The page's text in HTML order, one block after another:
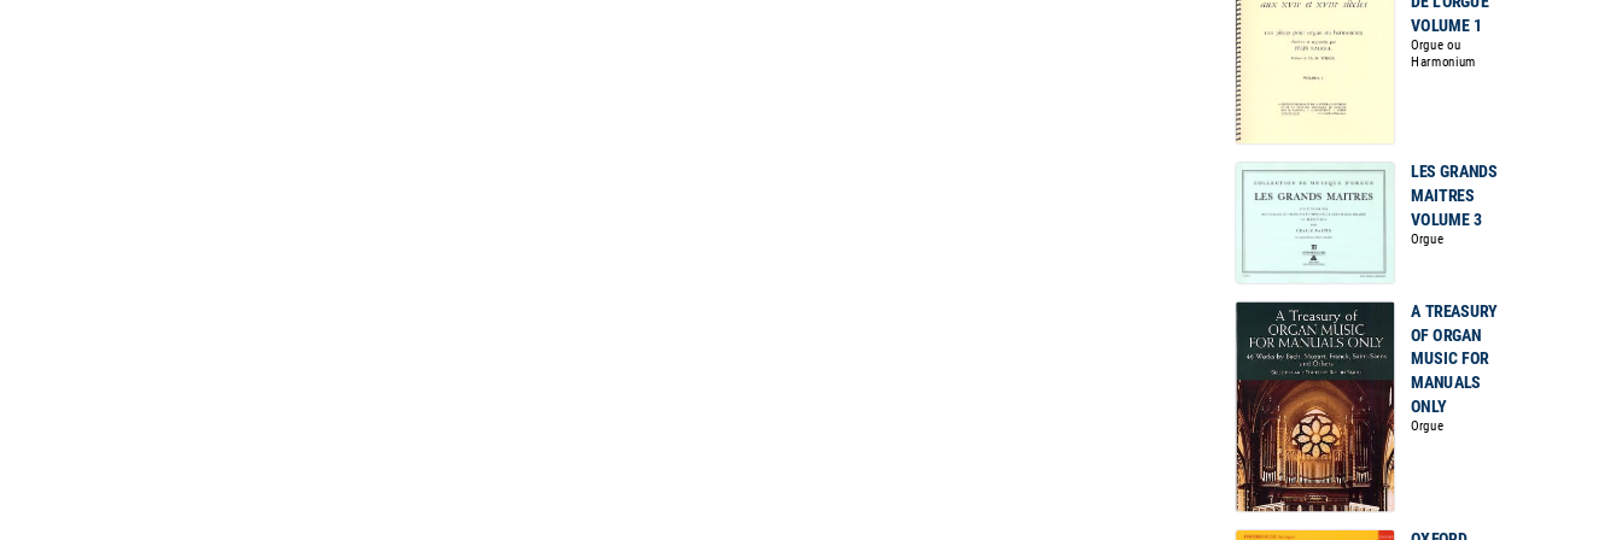
VOLUME 1
Orgue ou
Harmonium
LES GRANDS
MAITRES
VOLUME 3
Orgue
A TREASURY
OF ORGAN
MUSIC FOR
MANUALS
ONLY
Orgue